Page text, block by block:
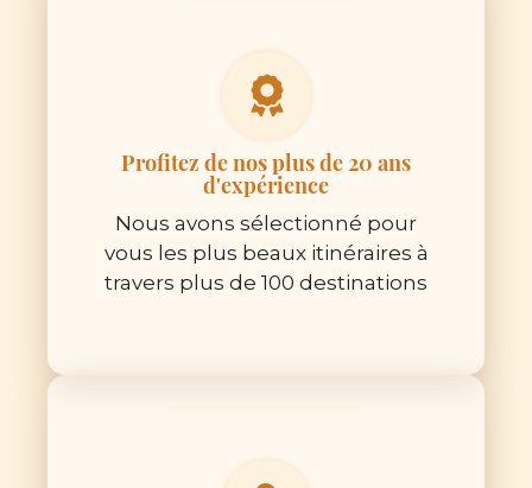
Profitez de nos plus de 20 ans
d'expérience
Nous avons sélectionné pour
vous les plus beaux itinéraires à
travers plus de 100 destinations